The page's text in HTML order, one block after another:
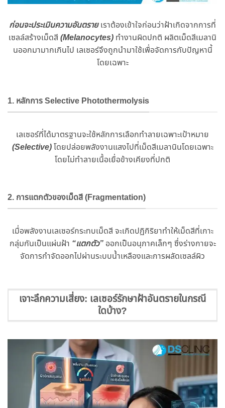
ก่อนจะประเมินความอันตรายเราต้องเข้าใจก่อนว่าฝ้าเกิดจากการที่
เซลล์สร้างเม็ดสี(Melanocytes) ทำงานผิดปกติ ผลิตเม็ดสีเมลานิ
นออกมามากเกินไป เลเซอร์จึงถูกนำมาใช้เพื่อจัดการกับปัญหานี้
โดยเฉพาะ
1. หลักการ Selective Photothermolysis
เลเซอร์ที่ได้มาตรฐานจะใช้หลักการเลือกทำลายเฉพาะเป้าหมาย
(Selective)โดยปล่อยพลังงานแสงไปที่เม็ดสีเมลานินโดยเฉพาะ
โดยไม่ทำลายเนื้อเยื่อข้างเคียงที่ปกติ
2. การแตกตัวของเม็ดสี (Fragmentation)
เมื่อพลังงานเลเซอร์กระทบเม็ดสี จะเกิดปฏิกิริยาทำให้เม็ดสีที่เกาะ
กลุ่มกันเป็นแผ่นฝ้า “แตกตัว” ออกเป็นอนุภาคเล็กๆ ซึ่งร่างกายจะ
จัดการกำจัดออกไปผ่านระบบน้ำเหลืองและการผลัดเซลล์ผิว
เจาะลึกความเสี่ยง: เลเซอร์รักษาฝ้าอันตรายในกรณี
ใดบ้าง?